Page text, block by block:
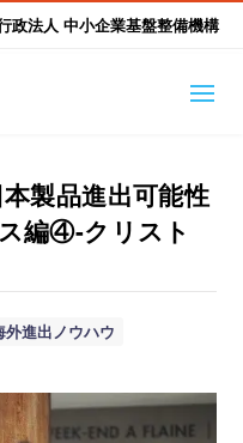
政法人 中小企業基盤整備機構
ビとは
外
EUガイドブック
外
現地レポート
調査レポート
リスト
北海道本部
ー
製品進出可能性
編④-クリスト
外進出ノウハウ